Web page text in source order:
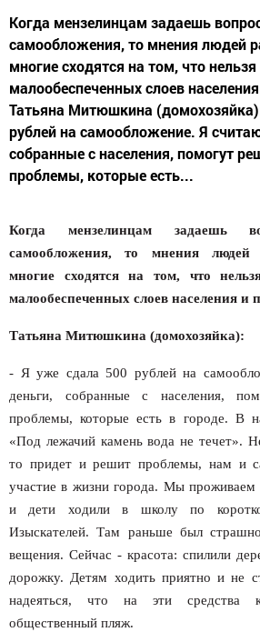
Когда мензелинцам задаешь
самообложения, то мнения людей
многие сходятся на том, что
малообеспеченных слоев
Татьяна Митюшкина
рублей на самообложение. Я
собранные с населения, помогут
проблемы, которые есть...
Когда мензелинцам задаешь
самообложения, то мнения людей
многие сходятся на том, что
малообеспеченных слоев населения и
Татьяна Митюшкина (домохозяйка):
- Я уже сдала 500 рублей на
деньги, собранные с населения,
проблемы, которые есть в городе. В
«Под лежачий камень вода не течет».
то придет и решит проблемы, нам и
участие в жизни города. Мы проживаем
и дети ходили в школу по
Изыскателей. Там раньше был
вещения. Сейчас - красота: спилили
дорожку. Детям ходить приятно и не
надеяться, что на эти средства к
общественный пляж.